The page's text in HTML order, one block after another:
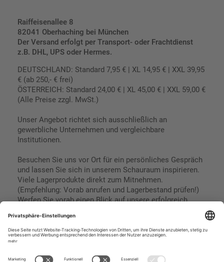
Raiffeisenallee 8
82041 Oberhaching bei München
Der Versand erfolgt per Transport- oder Frachtdienst
z.B. DHL, UPS oder Hermes.
DEUTSCHLAND: Standard 7,95 € | XL 14,95 € | XXL 39,95
€ (ab 250,- € frei)
ÖSTERREICH: Standard 24,00 € | XL 45,00 € | XXL 59,00 €
(Alle Preise zzgl. MwSt.)
Unser Angebot richtet sich ausschließlich an
gewerbliche Unternehmen und vergleichbare
Institutionen.
Besuchen Sie uns vor Ort für ein persönliches Gespräch
und lassen Sie sich in unserem Schauraum inspirieren.
Viele Lagerprodukte direkt zum Mitnehmen.
(Empfehlung: Vorab anrufen und Lagerbestand prüfen!)
Werfen Sie vorab einen Blick auf unsere erfolgreich
Impressum
SEPA Lastschrift